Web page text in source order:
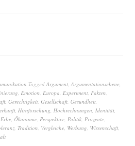
Tagged Argument, Argumentationsebene,
, Emotion, Europa, Experiment, Fakten,
, Gerechtigkeit, Gesellschaft, Gesundheit,
, Hirnforschung, Hochrechnungen, Identität,
, Ökonomie, Perspektive, Politik, Prozente,
, Tradition, Vergleiche, Werbung, Wissenschaft,